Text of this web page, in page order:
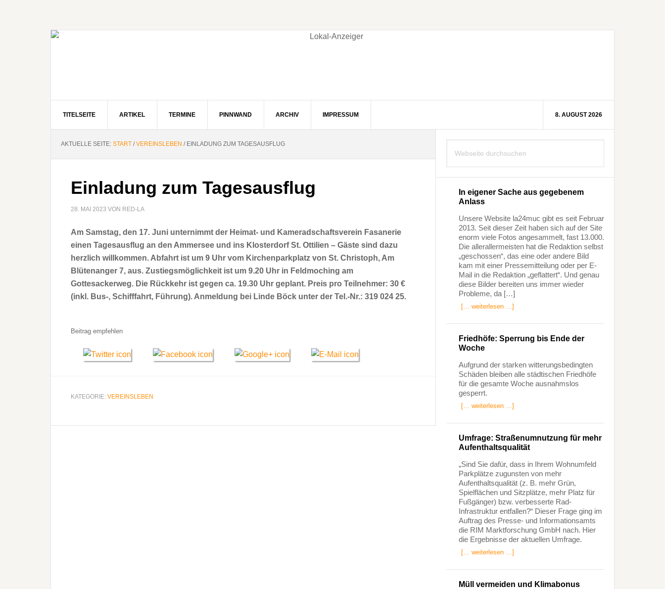
TITELSEITE ARTIKEL TERMINE PINNWAND ARCHIV IMPRESSUM 8. AUGUST 2026
AKTUELLE SEITE: START / VEREINSLEBEN /EINLADUNG ZUM TAGESAUSFLUG
Einladung zum Tagesausflug
28. MAI 2023 VON RED-LA
Am Samstag, den 17. Juni unternimmt der Heimat- und Kameradschaftsverein Fasanerie
einen Tagesausflug an den Ammersee und ins Klosterdorf St. Ottilien – Gäste sind dazu
herzlich willkommen. Abfahrt ist um 9 Uhr vom Kirchenparkplatz von St. Christoph, Am
Blütenanger 7, aus. Zustiegsmöglichkeit ist um 9.20 Uhr in Feldmoching am
Gottesackerweg. Die Rückkehr ist gegen ca. 19.30 Uhr geplant. Preis pro Teilnehmer: 30 €
(inkl. Bus-, Schifffahrt, Führung). Anmeldung bei Linde Böck unter der Tel.-Nr.: 319 024 25.
Beitrag empfehlen
KATEGORIE: VEREINSLEBEN
Seitenspalte
durchsuchen
In eigener Sache aus gegebenem
Anlass
Unsere Website la24muc gibt es seit Februar
2013. Seit dieser Zeit haben sich auf der Site
enorm viele Fotos angesammelt, fast 13.000.
Die allerallermeisten hat die Redaktion selbst
„geschossen“, das eine oder andere Bild
kam mit einer Pressemitteilung oder per E-
Mail in die Redaktion „geflattert“. Und genau
diese Bilder bereiten uns immer wieder
Probleme, da […]
[… weiterlesen …]
Friedhöfe: Sperrung bis Ende der
Woche
Aufgrund der starken witterungsbedingten
Schäden bleiben alle städtischen Friedhöfe
für die gesamte Woche ausnahmslos
gesperrt.
[… weiterlesen …]
Umfrage: Straßenumnutzung für mehr
Aufenthaltsqualität
„Sind Sie dafür, dass in Ihrem Wohnumfeld
Parkplätze zugunsten von mehr
Aufenthaltsqualität (z. B. mehr Grün,
Spielflächen und Sitzplätze, mehr Platz für
Fußgänger) bzw. verbesserte Rad-
Infrastruktur entfallen?“ Dieser Frage ging im
Auftrag des Presse- und Informationsamts
die RIM Marktforschung GmbH nach. Hier
die Ergebnisse der aktuellen Umfrage.
[… weiterlesen …]
Müll vermeiden und Klimabonus